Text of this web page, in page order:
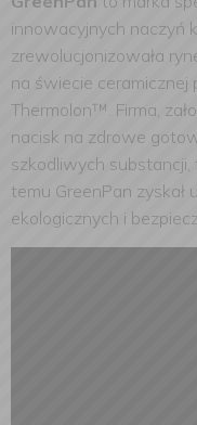
innowacyjnych naczyń
zrewolucjonizowała
na świecie ceramicznej
Thermolon™. Firma,
nacisk na zdrowe
szkodliwych substancji,
temu GreenPan zyskał
ekologicznych i